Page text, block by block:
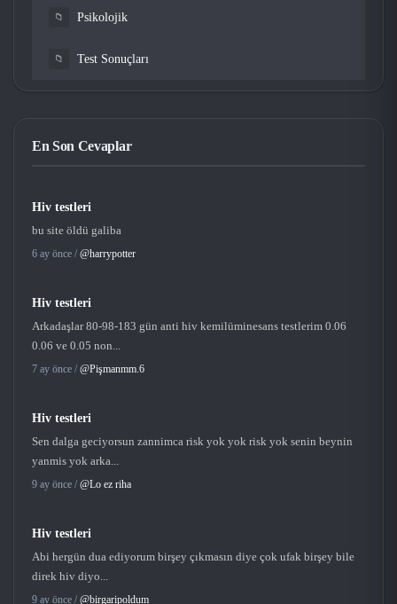
📁 Psikolojik
📁 Test Sonuçları
En Son Cevaplar
Hiv testleri
bu site öldü galiba
6 ay önce / @harrypotter
Hiv testleri
Arkadaşlar 80-98-183 gün anti hiv kemilüminesans testlerim 0.06
0.06 ve 0.05 non...
7 ay önce / @Pişmanmm.6
Hiv testleri
Sen dalga geciyorsun zannimca risk yok yok risk yok senin beynin
yanmis yok arka...
9 ay önce / @Lo ez riha
Hiv testleri
Abi hergün dua ediyorum birşey çıkmasın diye çok ufak birşey bile
direk hiv diyo...
9 ay önce / @birgaripoldum